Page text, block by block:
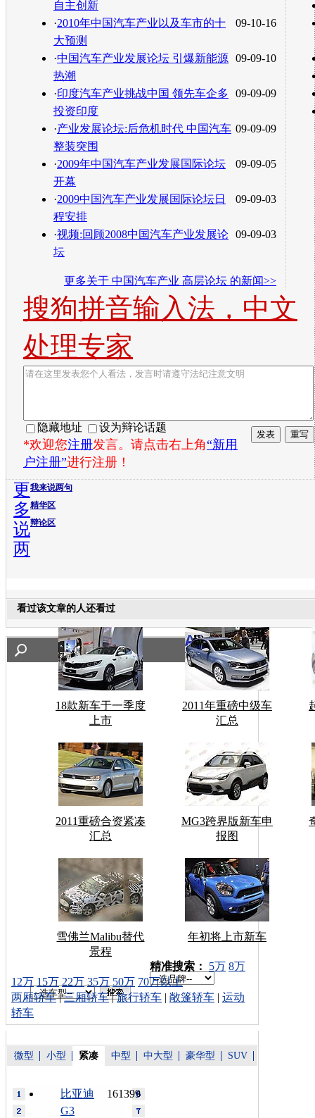
自主创新
09-10-16
·2010年中国汽车产业以及车市的十
大预测
09-09-10
·中国汽车产业发展论坛 引爆新能源
热潮
09-09-09
·印度汽车产业挑战中国 领先车企多
投资印度
09-09-09
·产业发展论坛:后危机时代 中国汽车
整装突围
09-09-05
·2009年中国汽车产业发展国际论坛
开幕
09-09-03
·2009中国汽车产业发展国际论坛日
程安排
09-09-03
·视频:回顾2008中国汽车产业发展论
坛
更多关于 中国汽车产业 高层论坛 的新闻>>
搜狗拼音输入法，中文
处理专家
隐藏地址 设为辩论话题
*欢迎您注册发言。请点击右上角“新用
户注册”进行注册！
我来说两句
精华区
辩论区
更
多
说
两
看过该文章的人还看过
18款新车于一季度
上市
2011年重磅中级车
汇总
2011重磅合资紧凑
汇总
MG3跨界版新车申
报图
雪佛兰Malibu替代
景程
年初将上市新车
车型搜索：
精准搜索： 5万 8万
12万 15万 22万 35万 50万 70万以上
两厢轿车|三厢轿车|旅行轿车 | 敞篷轿车 | 运动
轿车
微型 小型 紧凑 中型 中大型 豪华型 SUV
161399
比亚迪
G3